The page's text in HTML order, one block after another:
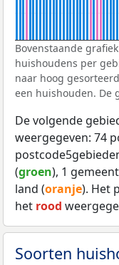
Bovenstaande
huishoudens per
naar hoog
een huishouden. De
De volgende
weergegeven: 74
(groen), 1
land (oranje). Het
het rood
Soorten